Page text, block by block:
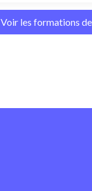
Voir les formations